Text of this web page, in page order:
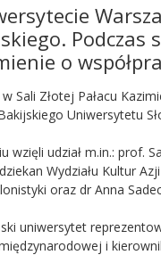
o
Sali Złotej Pałacu
Uniwersytetu
wzięli udział m.in.: prof.
Wydziału Kultur
oraz dr Anna
uniwersytet
i